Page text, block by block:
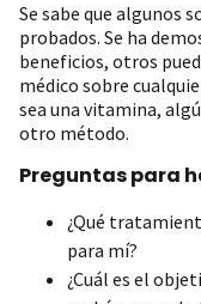
Se sabe que algunos
probados. Se ha
beneficios, otros
médico sobre
sea una vitamina,
otro método.
Preguntas para
¿Qué
para mí?
¿Cuál es el